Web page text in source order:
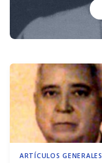
ARTÍCULOS GENERALES